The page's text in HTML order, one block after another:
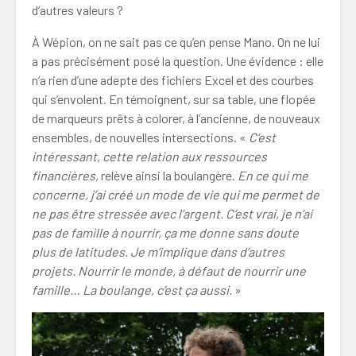
d’autres valeurs ?
À Wépion, on ne sait pas ce qu’en pense Mano. On ne lui
a pas précisément posé la question. Une évidence : elle
n’a rien d’une adepte des fichiers Excel et des courbes
qui s’envolent. En témoignent, sur sa table, une flopée
de marqueurs prêts à colorer, à l’ancienne, de nouveaux
ensembles, de nouvelles intersections. « C’est
intéressant, cette relation aux ressources
financières,relève ainsi la boulangère. En ce qui me
concerne, j’ai créé un mode de vie qui me permet de
ne pas être stressée avec l’argent. C’est vrai, je n’ai
pas de famille à nourrir, ça me donne sans doute
plus de latitudes. Je m’implique dans d’autres
projets. Nourrir le monde, à défaut de nourrir une
famille… La boulange, c’est ça aussi. »